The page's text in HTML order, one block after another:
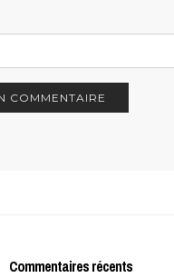
Commentaires récents